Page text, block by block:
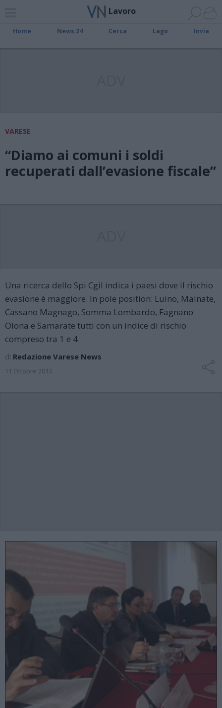
Lavoro
Home News 24 Cerca Lago Invia
VARESE
“Diamo ai comuni i soldi
recuperati dall’evasione fiscale”
Una ricerca dello Spi Cgil indica i paesi dove il rischio
evasione è maggiore. In pole position: Luino, Malnate,
Cassano Magnago, Somma Lombardo, Fagnano
Olona e Samarate tutti con un indice di rischio
compreso tra 1 e 4
di Redazione Varese News
11 Ottobre 2013